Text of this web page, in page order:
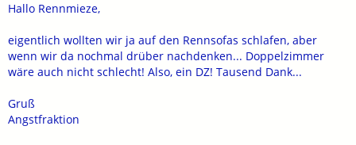
Hallo Rennmieze,
eigentlich wollten wir ja auf den Rennsofas schlafen, aber
wenn wir da nochmal drüber nachdenken... Doppelzimmer
wäre auch nicht schlecht! Also, ein DZ! Tausend Dank...
Gruß
Angstfraktion